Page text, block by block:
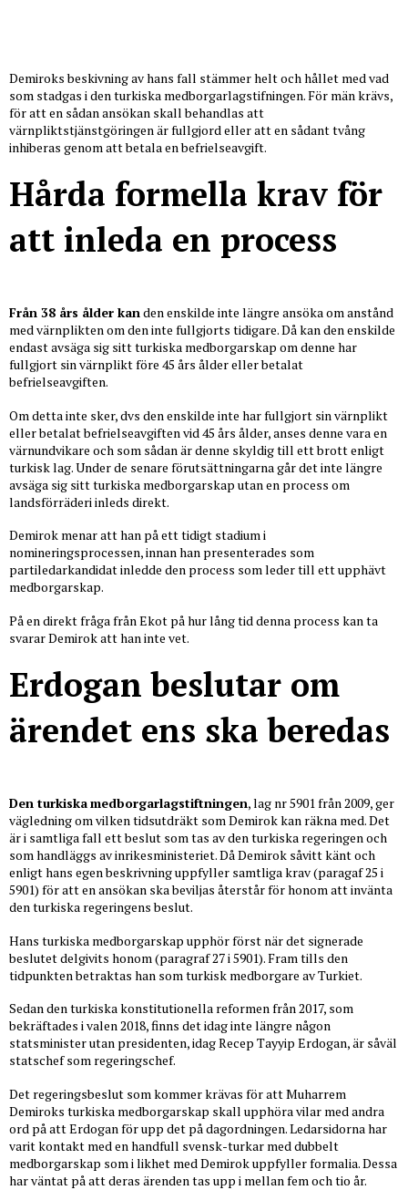
Demiroks beskivning av hans fall stämmer helt och hållet med vad
som stadgas i den turkiska medborgarlagstifningen. För män krävs,
för att en sådan ansökan skall behandlas att
värnpliktstjänstgöringen är fullgjord eller att en sådant tvång
inhiberas genom att betala en befrielseavgift.
Hårda formella krav för
att inleda en process
Från 38 års ålder kanden enskilde inte längre ansöka om anstånd
med värnplikten om den inte fullgjorts tidigare. Då kan den enskilde
endast avsäga sig sitt turkiska medborgarskap om denne har
fullgjort sin värnplikt före 45 års ålder eller betalat
befrielseavgiften.
Om detta inte sker, dvs den enskilde inte har fullgjort sin värnplikt
eller betalat befrielseavgiften vid 45 års ålder, anses denne vara en
värnundvikare och som sådan är denne skyldig till ett brott enligt
turkisk lag. Under de senare förutsättningarna går det inte längre
avsäga sig sitt turkiska medborgarskap utan en process om
landsförräderi inleds direkt.
Demirok menar att han på ett tidigt stadium i
nomineringsprocessen, innan han presenterades som
partiledarkandidat inledde den process som leder till ett upphävt
medborgarskap.
På en direkt fråga från Ekot på hur lång tid denna process kan ta
svarar Demirok att han inte vet.
Erdogan beslutar om
ärendet ens ska beredas
Den turkiskamedborgarlagstiftningen, lag nr 5901 från 2009, ger
vägledning om vilken tidsutdräkt som Demirok kan räkna med. Det
är i samtliga fall ett beslut som tas av den turkiska regeringen och
som handläggs av inrikesministeriet. Då Demirok såvitt känt och
enligt hans egen beskrivning uppfyller samtliga krav (paragaf 25 i
5901) för att en ansökan ska beviljas återstår för honom att invänta
den turkiska regeringens beslut.
Hans turkiska medborgarskap upphör först när det signerade
beslutet delgivits honom (paragraf 27 i 5901). Fram tills den
tidpunkten betraktas han som turkisk medborgare av Turkiet.
Sedan den turkiska konstitutionella reformen från 2017, som
bekräftades i valen 2018, finns det idag inte längre någon
statsminister utan presidenten, idag Recep Tayyip Erdogan, är såväl
statschef som regeringschef.
Det regeringsbeslut som kommer krävas för att Muharrem
Demiroks turkiska medborgarskap skall upphöra vilar med andra
ord på att Erdogan för upp det på dagordningen. Ledarsidorna har
varit kontakt med en handfull svensk-turkar med dubbelt
medborgarskap som i likhet med Demirok uppfyller formalia. Dessa
har väntat på att deras ärenden tas upp i mellan fem och tio år.